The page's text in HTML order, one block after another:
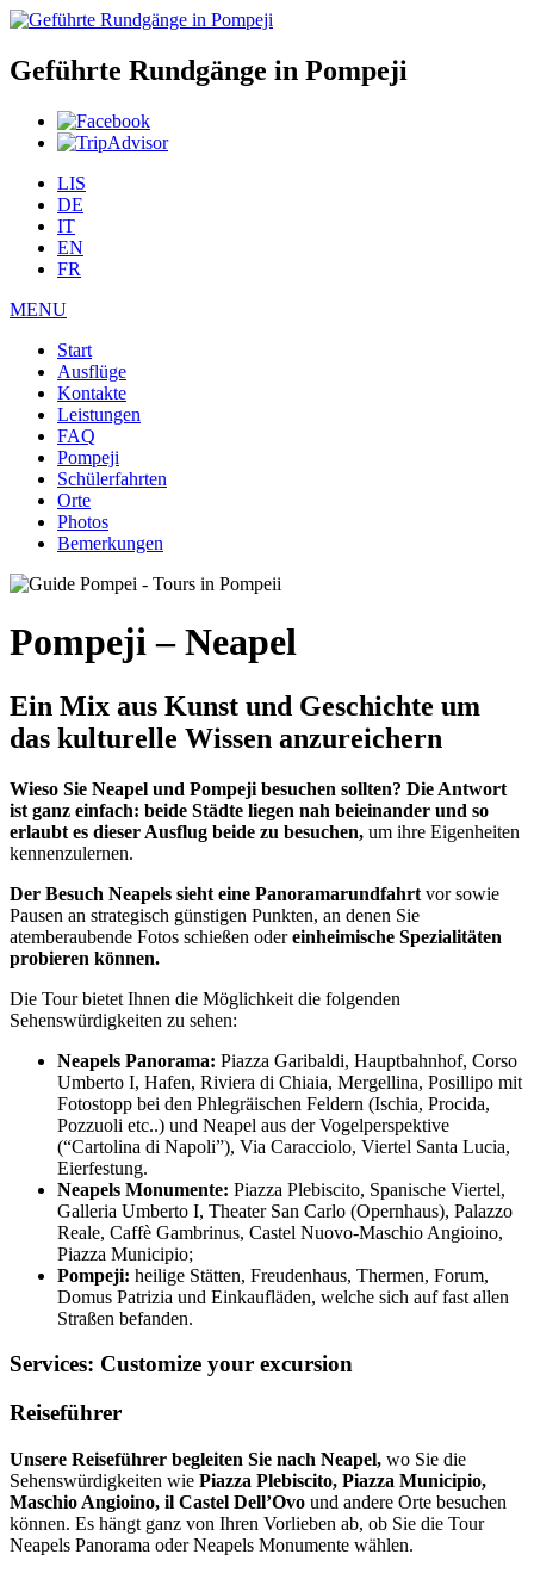
Geführte Rundgänge in Pompeji
LIS
DE
IT
EN
FR
MENU
Start
Ausflüge
Kontakte
Leistungen
FAQ
Pompeji
Schülerfahrten
Orte
Photos
Bemerkungen
Pompeji – Neapel
Ein Mix aus Kunst und Geschichte um
das kulturelle Wissen anzureichern
Wieso Sie Neapel und Pompeji besuchen sollten? Die Antwort
ist ganz einfach: beide Städte liegen nah beieinander und so
erlaubt es dieser Ausflug beide zu besuchen, um ihre Eigenheiten
kennenzulernen.
Der Besuch Neapels sieht eine Panoramarundfahrt vor sowie
Pausen an strategisch günstigen Punkten, an denen Sie
atemberaubende Fotos schießen odereinheimische Spezialitäten
probieren können.
Die Tour bietet Ihnen die Möglichkeit die folgenden
Sehenswürdigkeiten zu sehen:
Neapels Panorama: Piazza Garibaldi, Hauptbahnhof, Corso
Umberto I, Hafen, Riviera di Chiaia, Mergellina, Posillipo mit
Fotostopp bei den Phlegräischen Feldern (Ischia, Procida,
Pozzuoli etc..) und Neapel aus der Vogelperspektive
(“Cartolina di Napoli”), Via Caracciolo, Viertel Santa Lucia,
Eierfestung.
Neapels Monumente: Piazza Plebiscito, Spanische Viertel,
Galleria Umberto I, Theater San Carlo (Opernhaus), Palazzo
Reale, Caffè Gambrinus, Castel Nuovo-Maschio Angioino,
Piazza Municipio;
Pompeji: heilige Stätten, Freudenhaus, Thermen, Forum,
Domus Patrizia und Einkaufläden, welche sich auf fast allen
Straßen befanden.
Services: Customize your excursion
Reiseführer
Unsere Reiseführer begleiten Sie nach Neapel, wo Sie die
Sehenswürdigkeiten wie Piazza Plebiscito, Piazza Municipio,
Maschio Angioino, il Castel Dell’Ovo und andere Orte besuchen
können. Es hängt ganz von Ihren Vorlieben ab, ob Sie die Tour
Neapels Panorama oder Neapels Monumente wählen.